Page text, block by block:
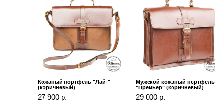
Кожаный портфель "Лайт"
(коричневый)
27 900 р.
Мужской кожаный портфель
"Премьер" (коричневый)
29 000 р.